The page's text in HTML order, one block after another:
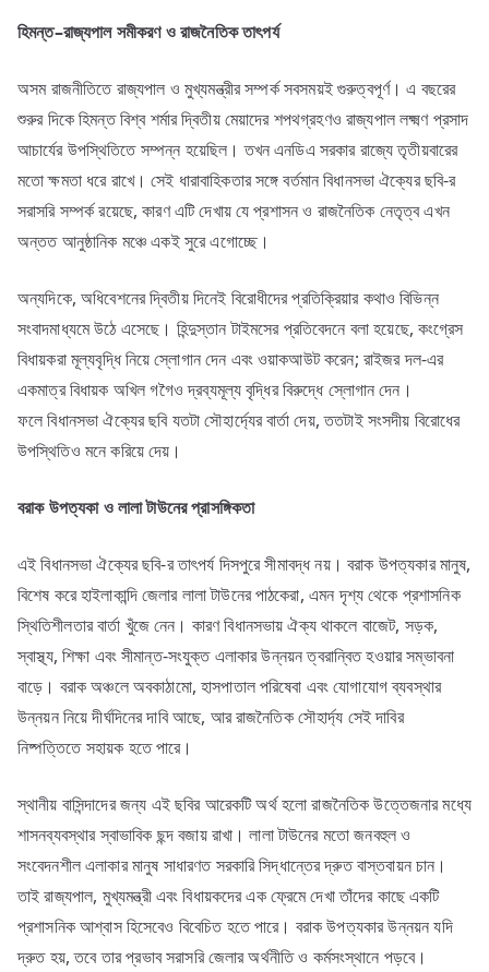
হিমন্ত–রাজ্যপালসমীকরণওরাজনৈতিকতাৎপর্য
অসম রাজনীতিতে রাজ্যপাল ও মুখ্যমন্ত্রীর সম্পর্ক সবসময়ই গুরুত্বপূর্ণ। এ বছরের
শুরুর দিকে হিমন্ত বিশ্ব শর্মার দ্বিতীয় মেয়াদের শপথগ্রহণও রাজ্যপাল লক্ষ্মণ প্রসাদ
আচার্যের উপস্থিতিতে সম্পন্ন হয়েছিল। তখন এনডিএ সরকার রাজ্যে তৃতীয়বারের
মতো ক্ষমতা ধরে রাখে। সেই ধারাবাহিকতার সঙ্গে বর্তমান বিধানসভা ঐক্যের ছবি-র
সরাসরি সম্পর্ক রয়েছে, কারণ এটি দেখায় যে প্রশাসন ও রাজনৈতিক নেতৃত্ব এখন
অন্তত আনুষ্ঠানিক মঞ্চে একই সুরে এগোচ্ছে।
অন্যদিকে, অধিবেশনের দ্বিতীয় দিনেই বিরোধীদের প্রতিক্রিয়ার কথাও বিভিন্ন
সংবাদমাধ্যমে উঠে এসেছে। হিন্দুস্তান টাইমসের প্রতিবেদনে বলা হয়েছে, কংগ্রেস
বিধায়করা মূল্যবৃদ্ধি নিয়ে স্লোগান দেন এবং ওয়াকআউট করেন; রাইজর দল-এর
একমাত্র বিধায়ক অখিল গগৈও দ্রব্যমূল্য বৃদ্ধির বিরুদ্ধে স্লোগান দেন।
ফলে বিধানসভা ঐক্যের ছবি যতটা সৌহার্দ্যের বার্তা দেয়, ততটাই সংসদীয় বিরোধের
উপস্থিতিও মনে করিয়ে দেয়।
বরাকউপত্যকাওলালাটাউনেরপ্রাসঙ্গিকতা
এই বিধানসভা ঐক্যের ছবি-র তাৎপর্য দিসপুরে সীমাবদ্ধ নয়। বরাক উপত্যকার মানুষ,
বিশেষ করে হাইলাকান্দি জেলার লালা টাউনের পাঠকেরা, এমন দৃশ্য থেকে প্রশাসনিক
স্থিতিশীলতার বার্তা খুঁজে নেন। কারণ বিধানসভায় ঐক্য থাকলে বাজেট, সড়ক,
স্বাস্থ্য, শিক্ষা এবং সীমান্ত-সংযুক্ত এলাকার উন্নয়ন ত্বরান্বিত হওয়ার সম্ভাবনা
বাড়ে। বরাক অঞ্চলে অবকাঠামো, হাসপাতাল পরিষেবা এবং যোগাযোগ ব্যবস্থার
উন্নয়ন নিয়ে দীর্ঘদিনের দাবি আছে, আর রাজনৈতিক সৌহার্দ্য সেই দাবির
নিষ্পত্তিতে সহায়ক হতে পারে।
স্থানীয় বাসিন্দাদের জন্য এই ছবির আরেকটি অর্থ হলো রাজনৈতিক উত্তেজনার মধ্যে
শাসনব্যবস্থার স্বাভাবিক ছন্দ বজায় রাখা। লালা টাউনের মতো জনবহুল ও
সংবেদনশীল এলাকার মানুষ সাধারণত সরকারি সিদ্ধান্তের দ্রুত বাস্তবায়ন চান।
তাই রাজ্যপাল, মুখ্যমন্ত্রী এবং বিধায়কদের এক ফ্রেমে দেখা তাঁদের কাছে একটি
প্রশাসনিক আশ্বাস হিসেবেও বিবেচিত হতে পারে। বরাক উপত্যকার উন্নয়ন যদি
দ্রুত হয়, তবে তার প্রভাব সরাসরি জেলার অর্থনীতি ও কর্মসংস্থানে পড়বে।